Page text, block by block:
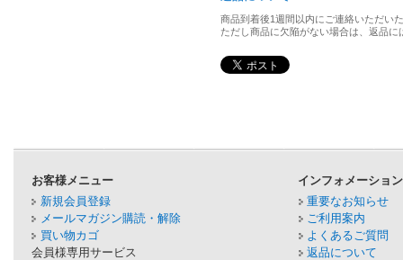
商品到着後1週間以内にご連絡いただい
ただし商品に欠陥がない場合は、返品
お客様メニュー
新規会員登録
メールマガジン購読・解除
買い物カゴ
会員様専用サービス
インフォメーション
重要なお知らせ
ご利用案内
よくあるご質問
返品について